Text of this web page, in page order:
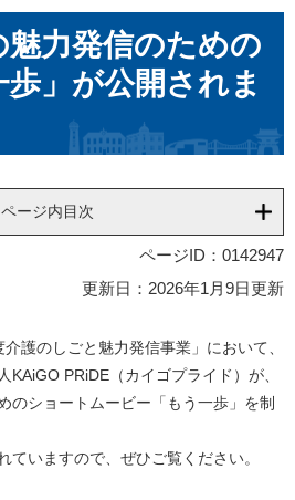
力発信のための
」が公開されま
ページ内目次
ページID：0142947
更新日：2026年1月9日更新
護のしごと魅力発信事業」において、
KAiGO PRiDE（カイゴプライド）が、
のショートムービー「もう一歩」を制
いますので、ぜひご覧ください。